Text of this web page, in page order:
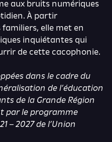
aux bruits numériques
À partir
elle met en
inquiétantes qui
de cette cacophonie.
dans le cadre du
de l’éducation
de la Grande Région
par le programme
– 2027 de l’Union